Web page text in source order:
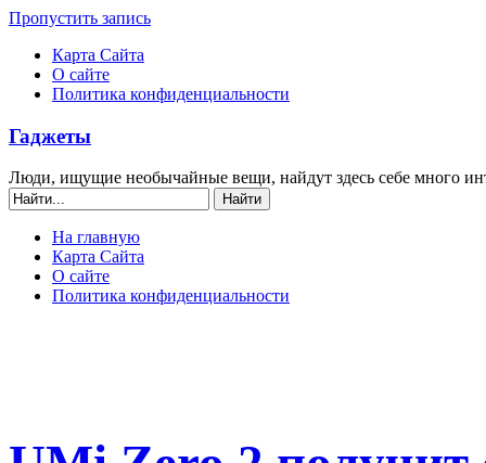
Пропустить запись
Карта Сайта
О сайте
Политика конфиденциальности
Гаджеты
Люди, ищущие необычайные вещи, найдут здесь себе много
На главную
Карта Сайта
О сайте
Политика конфиденциальности